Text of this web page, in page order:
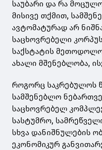
საუბარი და რა
მისივე თქმით,
ავტომატურად არ
საცხოვრებელი
საქსტატის
ახალი მშენებლობა,
როგორც საკრებულოს
სამშენებლო
საცხოვრებელ
სასტუმრო,
სხვა დანიშნულების
ეკონომიკურ